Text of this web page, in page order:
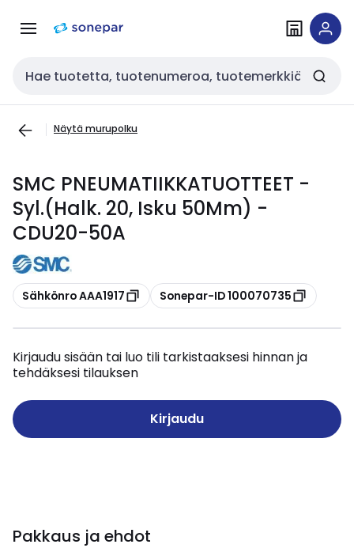
navigointiinsisältöön
Haku
Näytä murupolku
SMC PNEUMATIIKKATUOTTEET -
Syl.(Halk. 20, Isku 50Mm) -
CDU20-50A
Kopioi
Sähkönro AAA1917 Kopioi
Sonepar-ID 100070735
Kirjaudu sisään tai luo tili tarkistaaksesi hinnan ja
tehdäksesi tilauksen
Kirjaudu
Pakkaus ja ehdot